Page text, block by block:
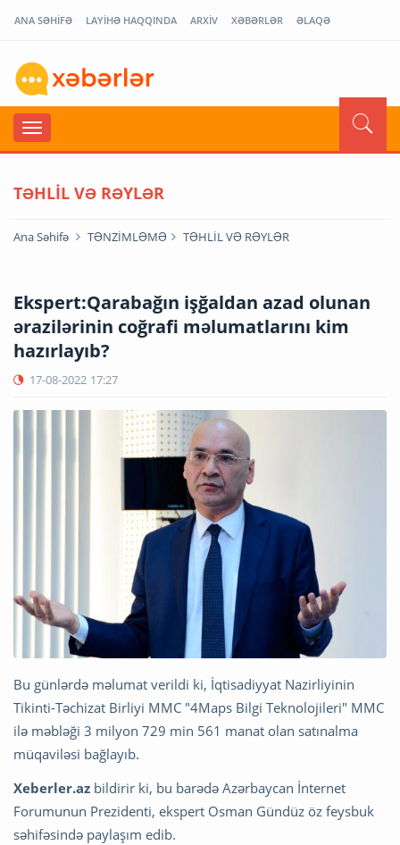
ANA SƏHİFƏ LAYİHƏ HAQQINDA ARXİV XƏBƏRLƏR ƏLAQƏ
TƏHLİL VƏ RƏYLƏR
Ana Səhifə TƏNZİMLƏMƏ TƏHLİL VƏ RƏYLƏR
Ekspert:Qarabağın işğaldan azad olunan
ərazilərinin coğrafi məlumatlarını kim
hazırlayıb?
17-08-2022 17:27
Bu günlərdə məlumat verildi ki, İqtisadiyyat Nazirliyinin
Tikinti-Təchizat Birliyi MMC "4Maps Bilgi Teknolojileri" MMC
ilə məbləği 3 milyon 729 min 561 manat olan satınalma
müqaviləsi bağlayıb.
Xeberler.az bildirir ki, bu barədə Azərbaycan İnternet
Forumunun Prezidenti, ekspert Osman Gündüz öz feysbuk
səhifəsində paylaşım edib.